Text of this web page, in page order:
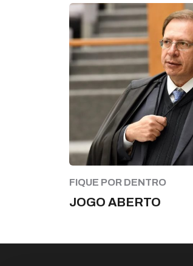
FIQUE POR DENTRO
JOGO ABERTO